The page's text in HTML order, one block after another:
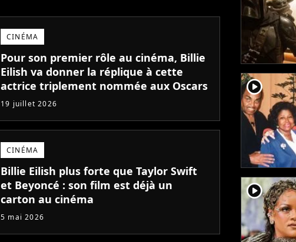
CINÉMA
Pour son premier rôle au cinéma, Billie
Eilish va donner la réplique à cette
actrice triplement nommée aux Oscars
19 juillet 2026
CINÉMA
Billie Eilish plus forte que Taylor Swift
et Beyoncé : son film est déjà un
carton au cinéma
5 mai 2026
player2
player2